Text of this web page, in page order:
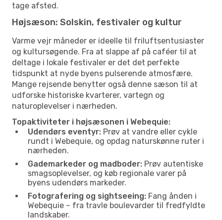
tage afsted.
Højsæson: Solskin, festivaler og kultur
Varme vejr måneder er ideelle til friluftsentusiaster
og kultursøgende. Fra at slappe af på caféer til at
deltage i lokale festivaler er det det perfekte
tidspunkt at nyde byens pulserende atmosfære.
Mange rejsende benytter også denne sæson til at
udforske historiske kvarterer, vartegn og
naturoplevelser i nærheden.
Topaktiviteter i højsæsonen i Webequie:
Udendørs eventyr: Prøv at vandre eller cykle
rundt i Webequie, og opdag naturskønne ruter i
nærheden.
Gademarkeder og madboder: Prøv autentiske
smagsoplevelser, og køb regionale varer på
byens udendørs markeder.
Fotografering og sightseeing: Fang ånden i
Webequie – fra travle boulevarder til fredfyldte
landskaber.